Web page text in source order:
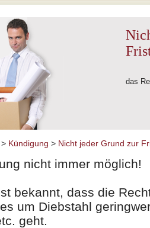
das
Kündigung > Nicht jeder Grund zur
nicht immer möglich!
bekannt, dass die
um Diebstahl
geht.